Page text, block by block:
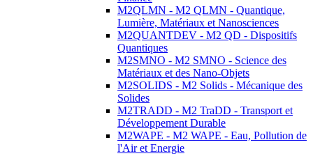
M2QLMN - M2 QLMN - Quantique,
Lumière, Matériaux et Nanosciences
M2QUANTDEV - M2 QD - Dispositifs
Quantiques
M2SMNO - M2 SMNO - Science des
Matériaux et des Nano-Objets
M2SOLIDS - M2 Solids - Mécanique des
Solides
M2TRADD - M2 TraDD - Transport et
Développement Durable
M2WAPE - M2 WAPE - Eau, Pollution de
l'Air et Energie